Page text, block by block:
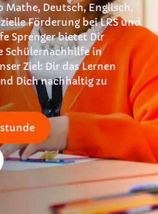
Mathe, Deutsch, Englisch,
Förderung bei LRS und
Sprenger bietet Dir
Schülernachhilfe in
Ziel: Dir das Lernen
Dich nachhaltig zu